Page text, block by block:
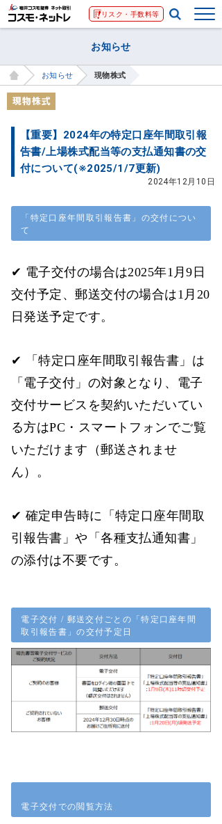
リスク・手数料等
お知らせ
お知らせ 現物株式
【重要】2024年の特定口座年間取引報
告書/上場株式配当等の支払通知書の交
付について(※2025/1/7更新)
2024年12月10日
「特定口座年間取引報告書」の交付につい
て
✔ 電子交付の場合は2025年1月9日
交付予定、郵送交付の場合は1月20
日発送予定です。
✔ 「特定口座年間取引報告書」は
「電子交付」の対象となり、電子
交付サービスを契約いただいてい
る方はPC・スマートフォンでご覧
いただけます（郵送されませ
ん）。
✔ 確定申告時に「特定口座年間取
引報告書」や「各種支払通知書」
の添付は不要です。
電子交付 / 郵送交付ごとの「特定口座年間
取引報告書」の交付予定日
電子交付での閲覧方法